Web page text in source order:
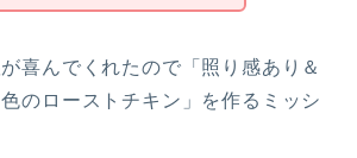
喜んでくれたので「照り感あり＆
のローストチキン」を作るミッシ